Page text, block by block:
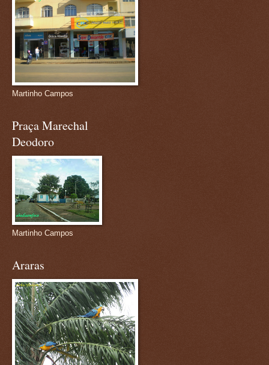
Martinho Campos
Praça Marechal
Deodoro
Martinho Campos
Araras